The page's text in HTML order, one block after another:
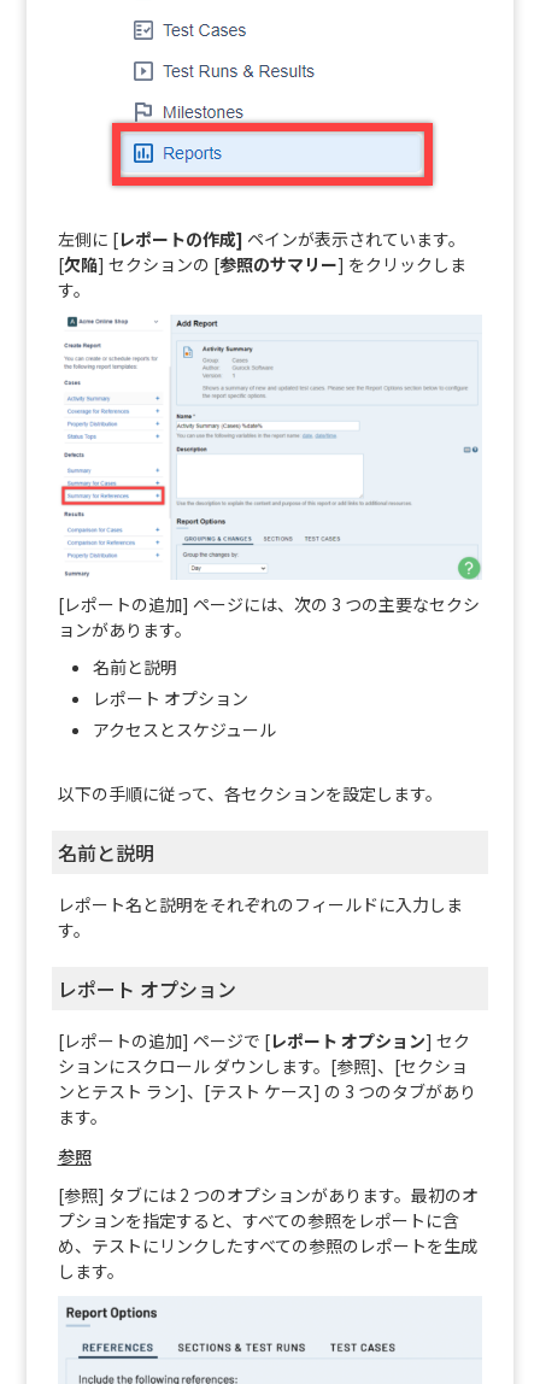
左側に [レポートの作成] ペインが表示されています。
[欠陥] セクションの [参照のサマリー] をクリックしま
す。
[レポートの追加] ページには、次の 3 つの主要なセクシ
ョンがあります。
名前と説明
レポート オプション
アクセスとスケジュール
以下の手順に従って、各セクションを設定します。
名前と説明
レポート名と説明をそれぞれのフィールドに入力しま
す。
レポート オプション
[レポートの追加] ページで [レポート オプション] セク
ションにスクロール ダウンします。 [参照]、[セクショ
ンとテスト ラン]、[テスト ケース] の 3 つのタブがあり
ます。
参照
[参照] タブには 2 つのオプションがあります。最初のオ
プションを指定すると、すべての参照をレポートに含
め、テストにリンクしたすべての参照のレポートを生成
します。